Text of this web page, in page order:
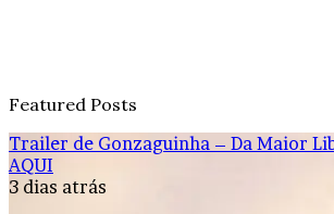
Featured Posts
Trailer de Gonzaguinha – Da Maior
AQUI
3 dias atrás